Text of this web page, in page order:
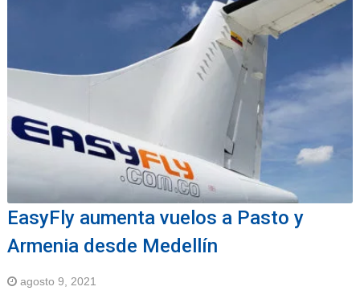
EasyFly aumenta vuelos a Pasto y
Armenia desde Medellín
agosto 9, 2021